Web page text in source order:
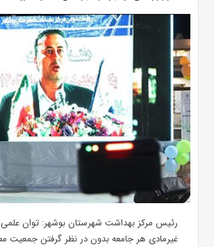
رئیس مرکز بهداشت شهرستان بوشهر: توان علمی
غیرمادی هر جامعه بدون در نظر گرفتن جمعیت